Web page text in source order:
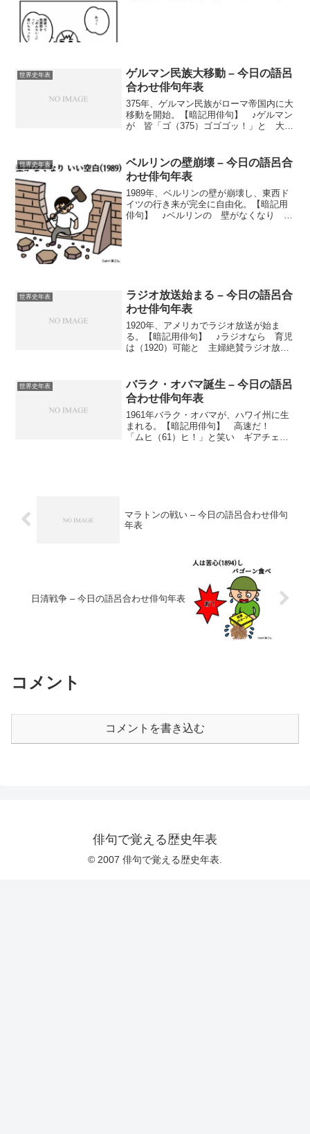
世界史年表
ゲルマン民族大移動 – 今日の語呂
合わせ俳句年表
375年、ゲルマン民族がローマ帝国内に大
移動を開始。【暗記用俳句】 ♪ゲルマン
が 皆「ゴ（375）ゴゴゴッ！」と 大移
世界史年表
ベルリンの壁崩壊 – 今日の語呂合
わせ俳句年表
1989年、ベルリンの壁が崩壊し、東西ド
イツの行き来が完全に自由化。【暗記用
俳句】 ♪ベルリンの 壁がなくなり い
世界史年表
ラジオ放送始まる – 今日の語呂合
わせ俳句年表
1920年、アメリカでラジオ放送が始ま
る。【暗記用俳句】 ♪ラジオなら 育児
は（1920）可能と 主婦絶賛ラジオ放送
1900年、カナダの技術者レジナルド・フ
ェッセンデン...
世界史年表
バラク・オバマ誕生 – 今日の語呂
合わせ俳句年表
1961年バラク・オバマが、ハワイ州に生
まれる。【暗記用俳句】 高速だ！
「ムヒ（61）ヒ！」と笑い ギアチェン
マラトンの戦い – 今日の語呂合わせ俳句
年表
日清戦争 – 今日の語呂合わせ俳句年表
コメント
コメントを書き込む
俳句で覚える歴史年表
© 2007 俳句で覚える歴史年表.